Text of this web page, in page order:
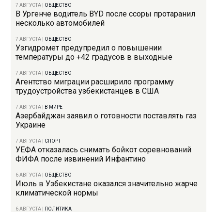
7 АВГУСТА ОБЩЕСТВО
В Ургенче водитель BYD после ссоры протаранил
несколько автомобилей
7 АВГУСТА ОБЩЕСТВО
Узгидромет предупредил о повышении
температуры до +42 градусов в выходные
7 АВГУСТА ОБЩЕСТВО
Агентство миграции расширило программу
трудоустройства узбекистанцев в США
7 АВГУСТА В МИРЕ
Азербайджан заявил о готовности поставлять газ
Украине
7 АВГУСТА СПОРТ
УЕФА отказалась снимать бойкот соревнований
ФИФА после извинений Инфантино
6 АВГУСТА ОБЩЕСТВО
Июль в Узбекистане оказался значительно жарче
климатической нормы
6 АВГУСТА ПОЛИТИКА